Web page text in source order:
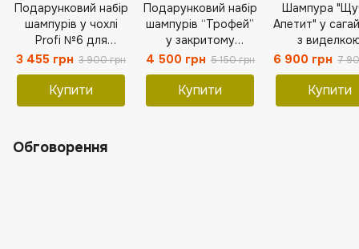
Подарунковий набір
шампурів у чохлі
Profi №6 для
шашлику та барбекю
Подарунок
чоловікові
3 455 грн 3 900 грн
Купити
Подарунковий набір
шампурів “Трофей”
у закритому
сагайдаку з
виделкою
4 500 грн 5 150 грн
Купити
Шампура
Апетит" у
з
6 900 грн 7
Купити
Обговорення